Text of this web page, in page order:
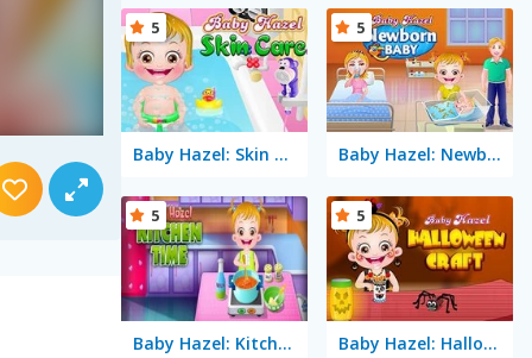
Baby Hazel: Skin Care
5
Baby Hazel: Newborn Baby
5
Baby Hazel: Kitchen Time
5
Baby Hazel: Halloween Crafts
5